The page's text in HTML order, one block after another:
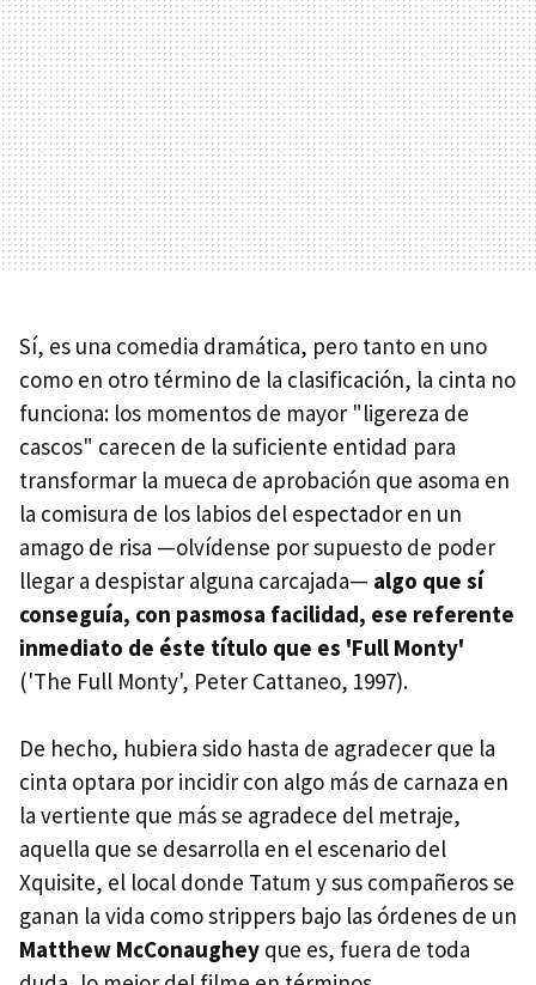
Sí, es una comedia dramática, pero tanto en uno
como en otro término de la clasificación, la cinta no
funciona: los momentos de mayor "ligereza de
cascos" carecen de la suficiente entidad para
transformar la mueca de aprobación que asoma en
la comisura de los labios del espectador en un
amago de risa —olvídense por supuesto de poder
llegar a despistar alguna carcajada— algo que sí
conseguía, con pasmosa facilidad, ese referente
inmediato de éste título que es 'Full Monty'
('The Full Monty', Peter Cattaneo, 1997).
De hecho, hubiera sido hasta de agradecer que la
cinta optara por incidir con algo más de carnaza en
la vertiente que más se agradece del metraje,
aquella que se desarrolla en el escenario del
Xquisite, el local donde Tatum y sus compañeros se
ganan la vida como strippers bajo las órdenes de un
Matthew McConaughey que es, fuera de toda